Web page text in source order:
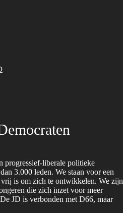
progressief-liberale politieke
3.000 leden. We staan voor een
is om zich te ontwikkelen. We zijn
die zich inzet voor meer
JD is verbonden met D66, maar